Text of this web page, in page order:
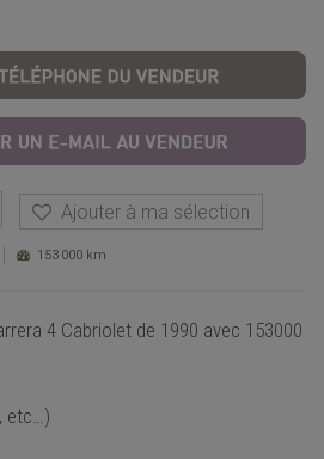
Ajouter à ma sélection
153 000 km
4 Cabriolet de 1990 avec 153000
etc…)